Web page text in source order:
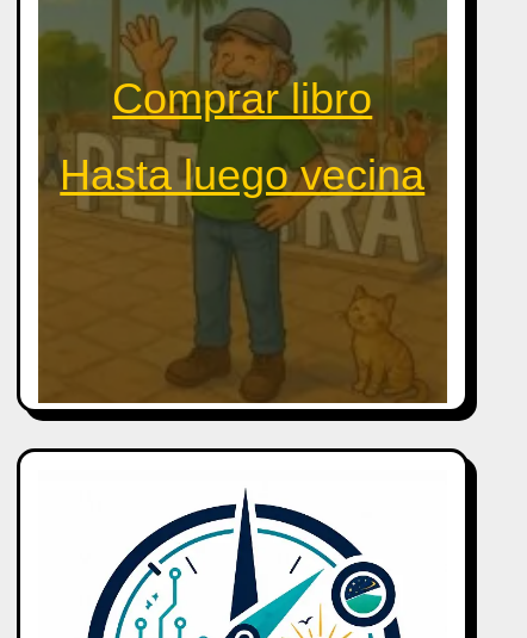
Comprar libro
Hasta luego vecina